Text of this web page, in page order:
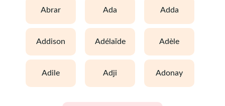
abrar ada adda
addison adélaïde adèle
adile adji adonay